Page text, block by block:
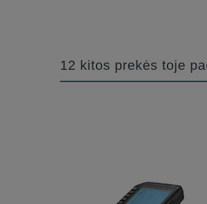
12 kitos prekės toje